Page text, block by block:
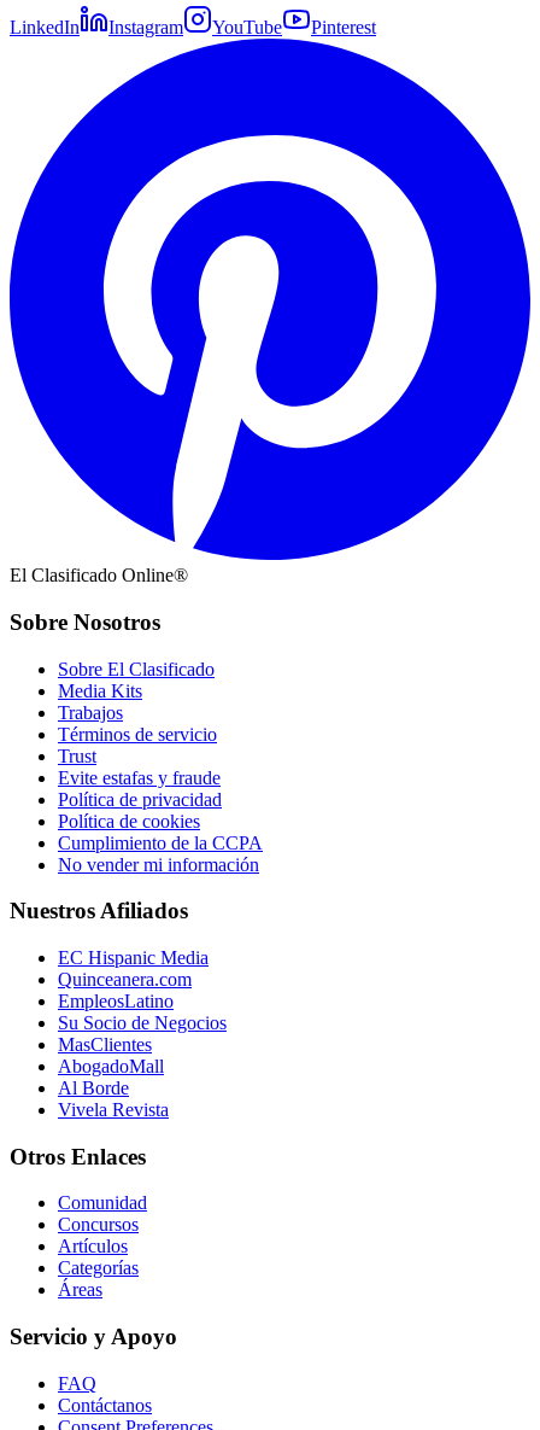
LinkedIn Instagram YouTube Pinterest
El Clasificado Online®
Sobre Nosotros
Sobre El Clasificado
Media Kits
Trabajos
Términos de servicio
Trust
Evite estafas y fraude
Política de privacidad
Política de cookies
Cumplimiento de la CCPA
No vender mi información
Nuestros Afiliados
EC Hispanic Media
Quinceanera.com
EmpleosLatino
Su Socio de Negocios
MasClientes
AbogadoMall
Al Borde
Vivela Revista
Otros Enlaces
Comunidad
Concursos
Artículos
Categorías
Áreas
Servicio y Apoyo
FAQ
Contáctanos